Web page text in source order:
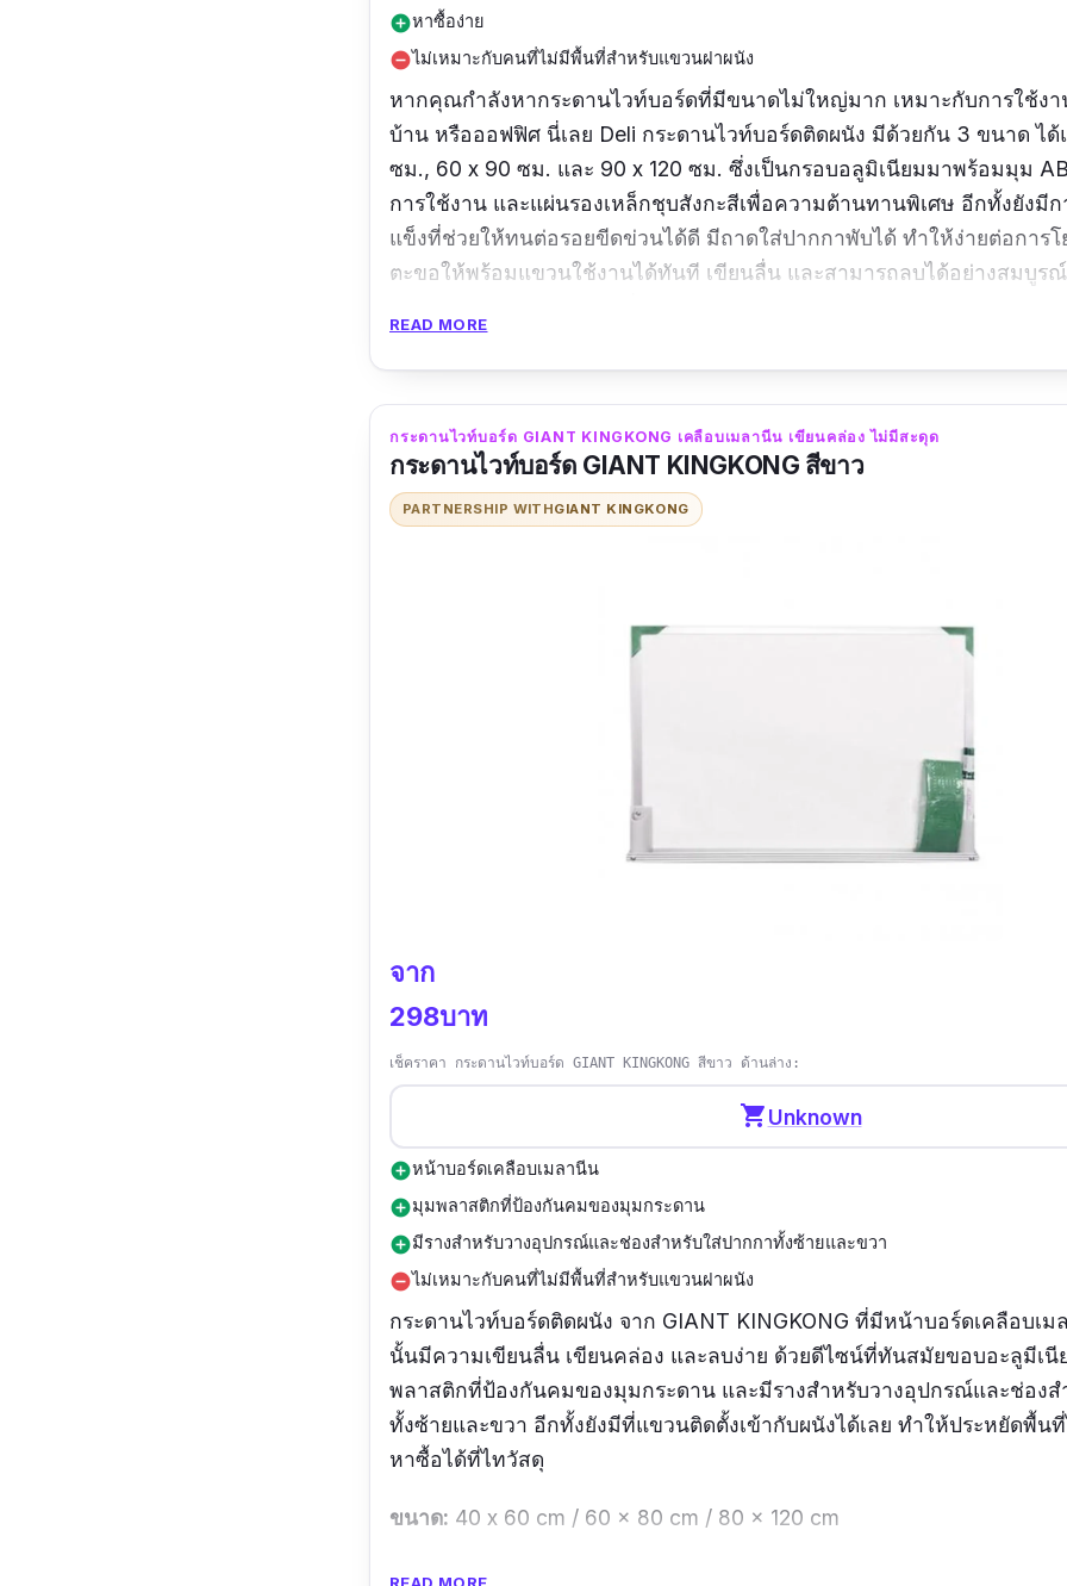
add_circleหาซื้อง่าย
remove_circleไม่เหมาะกับคนที่ไม่มีพื้นที่สำหรับแขวนฝาผนัง
หากคุณกำลังหากระดานไวท์บอร์ดที่มีขนาดไม่ใหญ่มาก เหมาะกับการใช้งา
บ้าน หรือออฟฟิศ นี่เลย Deli กระดานไวท์บอร์ดติดผนัง มีด้วยกัน 3 ขนาด ไ
ซม., 60 x 90 ซม. และ 90 x 120 ซม. ซึ่งเป็นกรอบอลูมิเนียมมาพร้อมมุม
การใช้งาน และแผ่นรองเหล็กชุบสังกะสีเพื่อความต้านทานพิเศษ อีกทั้งยังมี
แข็งที่ช่วยให้ทนต่อรอยขีดข่วนได้ดี มีถาดใส่ปากกาพับได้ ทำให้ง่ายต่อการโ
ตะขอให้พร้อมแขวนใช้งานได้ทันที เขียนลื่น และสามารถลบได้อย่างสมบูร
ขนาด:45 x 60 cm / 60 x 90 cm / 90 x 120 cm
รีวิวจากผู้ใช้จริง:
น้ำหนักเบา ราคาถูกคุณภาพดี เขียนแล้วลบง่าย จัดส่งไวเ
แนะนำค่ะ
READ MORE
กระดานไวท์บอร์ด GIANT KINGKONG เคลือบเมลานีน เขียนคล่อง ไม่มีสะดุด
กระดานไวท์บอร์ด GIANT KINGKONG สีขาว
PARTNERSHIP WITHGIANT KINGKONG
จาก
298บาท
เช็คราคา กระดานไวท์บอร์ด GIANT KINGKONG สีขาว ด้านล่าง:
shopping_cartUnknown
add_circleหน้าบอร์ดเคลือบเมลานีน
add_circleมุมพลาสติกที่ป้องกันคมของมุมกระดาน
add_circleมีรางสำหรับวางอุปกรณ์และช่องสำหรับใส่ปากกาทั้งซ้ายและขวา
remove_circleไม่เหมาะกับคนที่ไม่มีพื้นที่สำหรับแขวนฝาผนัง
กระดานไวท์บอร์ดติดผนัง จาก GIANT KINGKONG ที่มีหน้าบอร์ดเคลือบเม
นั้นมีความเขียนลื่น เขียนคล่อง และลบง่าย ด้วยดีไซน์ที่ทันสมัยขอบอะลูมีเ
พลาสติกที่ป้องกันคมของมุมกระดาน และมีรางสำหรับวางอุปกรณ์และช่องส
ทั้งซ้ายและขวา อีกทั้งยังมีที่แขวนติดตั้งเข้ากับผนังได้เลย ทำให้ประหยัดพื้น
หาซื้อได้ที่ไทวัสดุ
ขนาด: 40 x 60 cm / 60 x 80 cm / 80 x 120 cm
รีวิวจากผู้ใช้จริง: